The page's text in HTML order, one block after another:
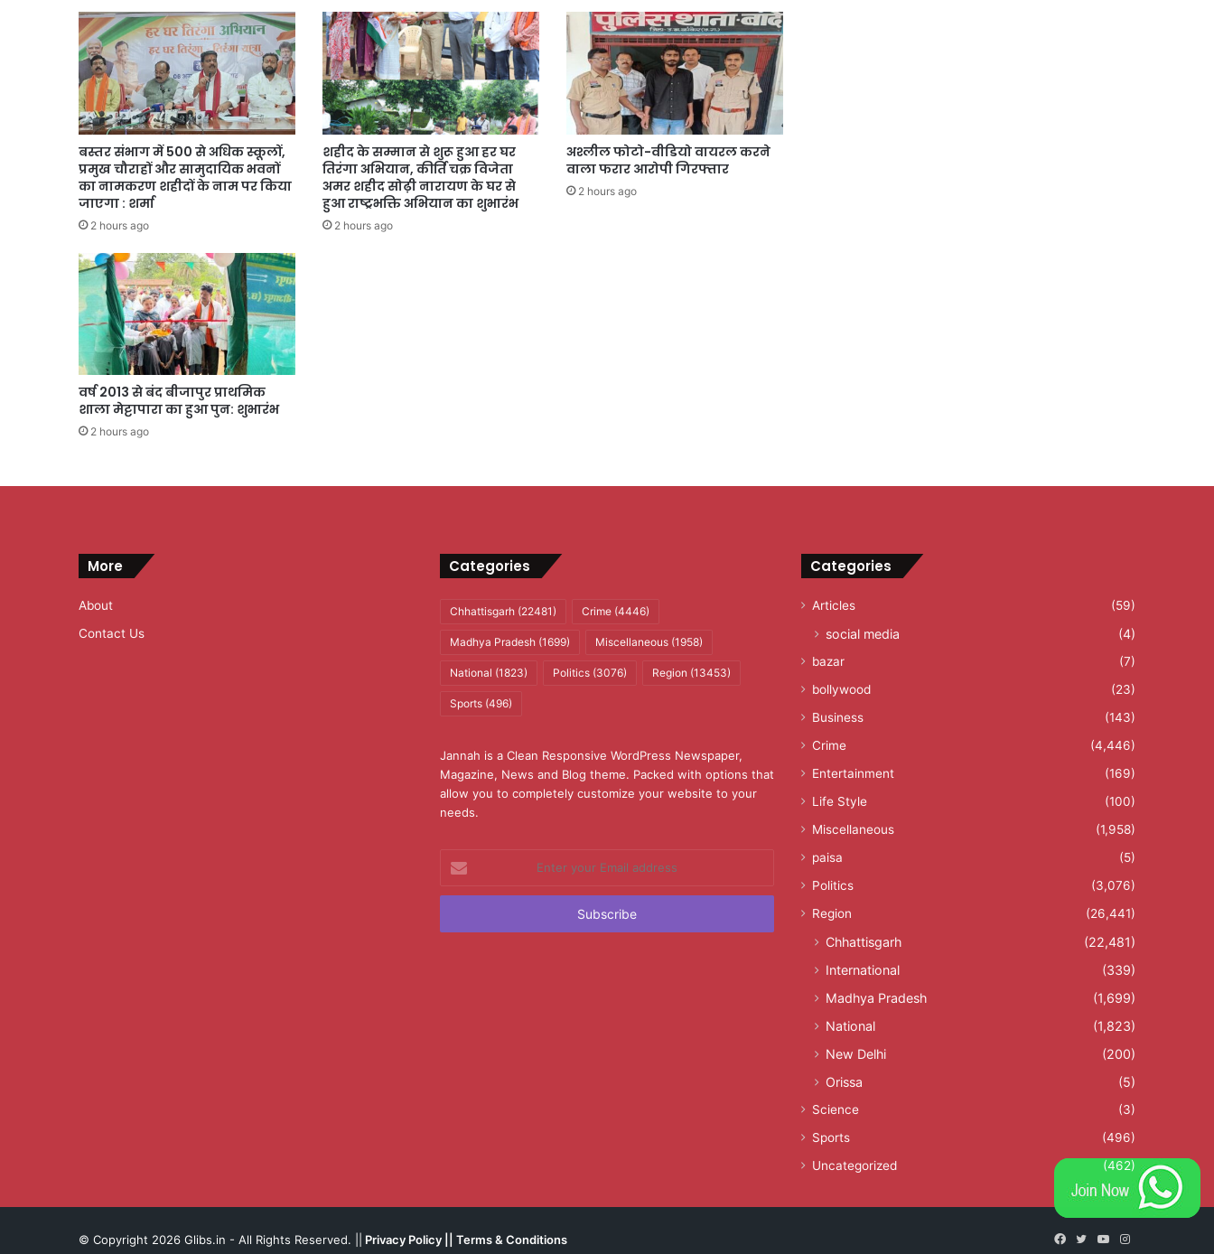
बस्तर संभाग में 500 से अधिक स्कूलों,
प्रमुख चौराहों और सामुदायिक भवनों
का नामकरण शहीदों के नाम पर किया
जाएगा : शर्मा
2 hours ago
शहीद के सम्मान से शुरू हुआ हर घर
तिरंगा अभियान, कीर्ति चक्र विजेता
अमर शहीद सोढ़ी नारायण के घर से
हुआ राष्ट्रभक्ति अभियान का शुभारंभ
2 hours ago
अश्लील फोटो-वीडियो वायरल करने
वाला फरार आरोपी गिरफ्तार
2 hours ago
वर्ष 2013 से बंद बीजापुर प्राथमिक
शाला मेट्टापारा का हुआ पुन: शुभारंभ
2 hours ago
More
About
Contact Us
Categories
Chhattisgarh(22481) Crime(4446)
Madhya Pradesh(1699) Miscellaneous(1958)
National (1823) Politics(3076) Region (13453)
Sports(496)
Jannah is a Clean Responsive WordPress Newspaper,
Magazine, News and Blog theme. Packed with options that
allow you to completely customize your website to your
needs.
your
Email
Categories
Articles (59)
social media (4)
bazar
(7)
bollywood
(23)
Business
(143)
Crime
(4,446)
Entertainment
(169)
Life Style
(100)
Miscellaneous
(1,958)
paisa
(5)
Politics
(3,076)
Region
(26,441)
Chhattisgarh
(22,481)
International
(339)
Madhya Pradesh
(1,699)
National
(1,823)
New Delhi
(200)
Orissa
(5)
Science
(3)
Sports
(496)
Uncategorized
(462)
© Copyright 2026 Glibs.in - All Rights Reserved. || Privacy Policy Terms & Conditions Facebook
TwitterYouTubeInstagram